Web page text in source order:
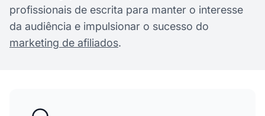
profissionais de escrita para manter o interesse
da audiência e impulsionar o sucesso do
marketing de afiliados.